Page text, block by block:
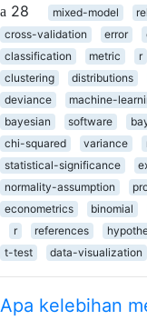
28
mixed-model
cross-validation
error
classification
metric r
clustering
distributions
deviance
machine-
bayesian
software
chi-squared
variance
statistical-significance
normality-assumption
econometrics
binomial
r
references
t-test
data-visualization
Apa kelebihan